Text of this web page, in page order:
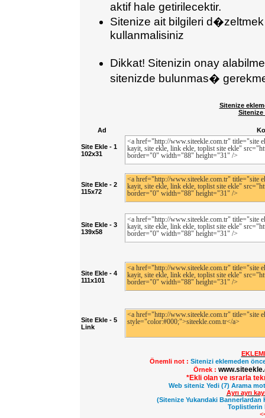
aktif hale getirilecektir.
Sitenize ait bilgileri
kullanmalisiniz
Dikkat! Sitenizin onay
sitenizde bulunmas�
Sitenize
Ad
Site Ekle - 1
102x31
Site Ekle - 2
115x72
Site Ekle - 3
139x58
Site Ekle - 4
111x101
Site Ekle - 5
Link
Önemli not : Sitenizi eklemeden
Örnek :
*Ekli olan ve ısrarla
Web siteniz Yedi (7) Arama
Ayrı ayrı
(Sitenize Yukarıdaki
Toplistlerin